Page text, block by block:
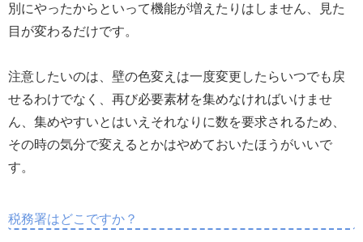
別にやったからといって機能が増えたりはしません、見た
目が変わるだけです。
注意したいのは、壁の色変えは一度変更したらいつでも戻
せるわけでなく、再び必要素材を集めなければいけませ
ん、集めやすいとはいえそれなりに数を要求されるため、
その時の気分で変えるとかはやめておいたほうがいいで
す。
税務署はどこですか？